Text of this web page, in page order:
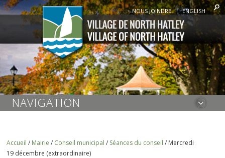
NOUS JOINDRE ENGLISH
NAVIGATION
Accueil / Mairie / Conseil municipal / Séances du conseil / Mercredi
19 décembre (extraordinaire)